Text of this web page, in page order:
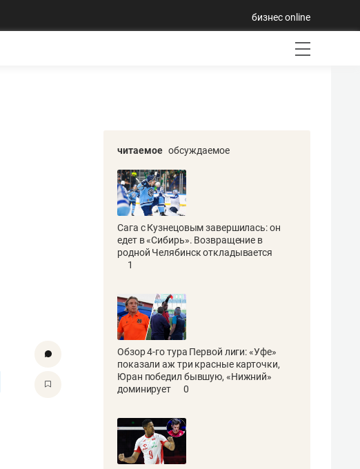
бизнес online
читаемое обсуждаемое
Сага с Кузнецовым завершилась: он
едет в «Сибирь». Возвращение в
родной Челябинск откладывается
1
Обзор 4-го тура Первой лиги: «Уфе»
показали аж три красные карточки,
Юран победил бывшую, «Нижний»
доминирует
0